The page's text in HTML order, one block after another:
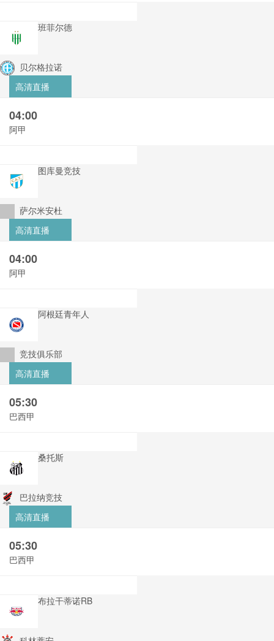
班菲尔德
贝尔格拉诺
高清直播
04:00
阿甲
图库曼竞技
萨尔米安杜
高清直播
04:00
阿甲
阿根廷青年人
竞技俱乐部
高清直播
05:30
巴西甲
桑托斯
巴拉纳竞技
高清直播
05:30
巴西甲
布拉干蒂诺RB